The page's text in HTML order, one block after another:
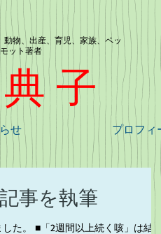
物、出産、育児、家族、ペッ
ット著者
子
せ プロフィ
事を執筆
た。 ■「2週間以上続く咳」は結